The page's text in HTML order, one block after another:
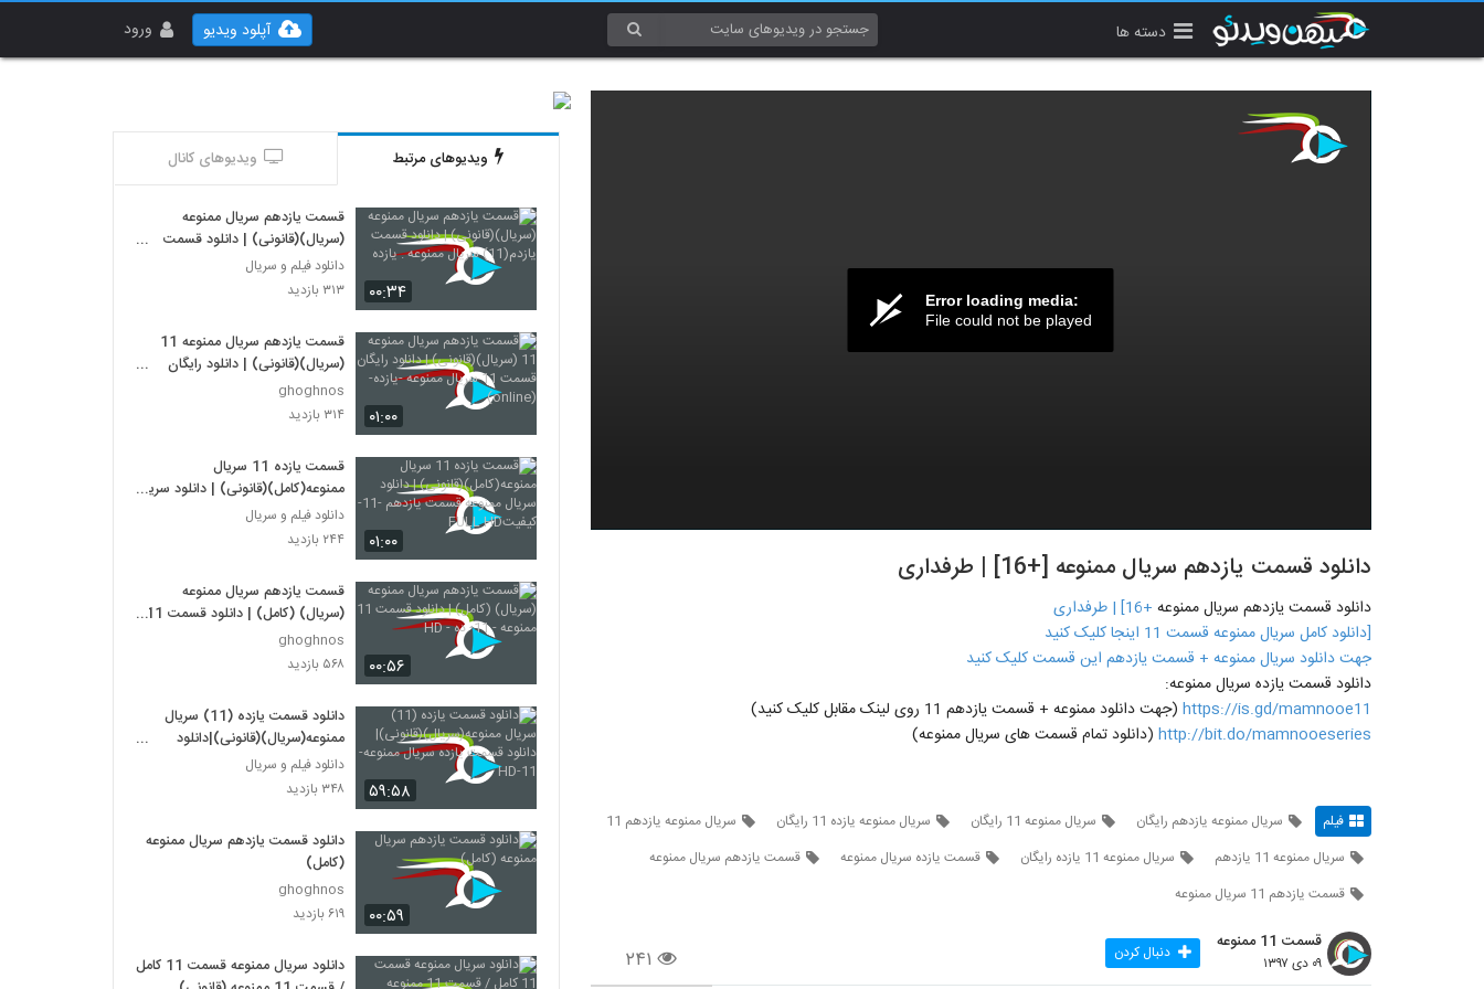
دسته ها ورود آپلود ویدیو
Error loading media:
File could not be played
دانلود قسمت یازدهم سریال ممنوعه [+16] | طرفداری
دانلود قسمت یازدهم سریال ممنوعه +16] | طرفداری
[دانلود کامل سریال ممنوعه قسمت 11 اینجا کلیک کنید
جهت دانلود سریال ممنوعه + قسمت یازدهم این قسمت کلیک کنید
دانلود قسمت یازده سریال ممنوعه:
https://is.gd/mamnooe11 (جهت دانلود ممنوعه + قسمت یازدهم 11 روی لینک مقابل کلیک کنید)
http://bit.do/mamnooeseries (دانلود تمام قسمت های سریال ممنوعه)
فیلم سریال ممنوعه یازدهم رایگان سریال ممنوعه 11 رایگان سریال ممنوعه یازده 11 رایگان
سریال ممنوعه یازدهم 11
سریال ممنوعه 11 یازدهم
سریال ممنوعه 11 یازده رایگان قسمت یازده سریال ممنوعه
قسمت یازدهم سریال ممنوعه
قسمت یازدهم 11 سریال ممنوعه
۲۴۱
قسمت 11 ممنوعه
۰۹ دی ۱۳۹۷ دنبال کردن
ویدیوهای مرتبط ویدیوهای کانال
۰۰:۳۴
قسمت یازدهم سریال ممنوعه
(سریال)(قانونی) | دانلود قسمت
یازدم(11) سریال ممنوعه . یازده
دانلود فیلم و سریال
۳۱۳ بازدید
۰۱:۰۰
قسمت یازدهم سریال ممنوعه 11
(سریال)(قانونی) | دانلود رایگان
قسمت 11 سریال ممنوعه -یازده-
(online)
ghoghnos
۳۱۴ بازدید
۰۱:۰۰
قسمت یازده 11 سریال
ممنوعه(کامل)(قانونی) | دانلود سریال
کیفیتFULL HD
دانلود فیلم و سریال
۲۴۴ بازدید
۰۰:۵۶
قسمت یازدهم سریال ممنوعه
(سریال) (کامل) | دانلود قسمت 11
ممنوعه - 11- ده - HD
ghoghnos
۵۶۸ بازدید
۵۹:۵۸
دانلود قسمت یازده (11) سریال
ممنوعه(سریال)(قانونی)|دانلود
قسمت یازده سریال ممنوعه- 11-HD
دانلود فیلم و سریال
۳۴۸ بازدید
۰۰:۵۹
دانلود قسمت یازدهم سریال ممنوعه
(کامل)
ghoghnos
۶۱۹ بازدید
دانلود سریال ممنوعه قسمت 11 کامل